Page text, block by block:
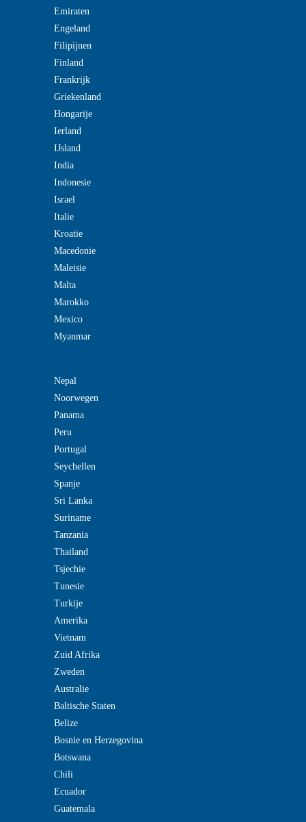
Emiraten
Engeland
Filipijnen
Finland
Frankrijk
Griekenland
Hongarije
Ierland
IJsland
India
Indonesie
Israel
Italie
Kroatie
Macedonie
Maleisie
Malta
Marokko
Mexico
Myanmar
Nepal
Noorwegen
Panama
Peru
Portugal
Seychellen
Spanje
Sri Lanka
Suriname
Tanzania
Thailand
Tsjechie
Tunesie
Turkije
Amerika
Vietnam
Zuid Afrika
Zweden
Australie
Baltische Staten
Belize
Bosnie en Herzegovina
Botswana
Chili
Ecuador
Guatemala